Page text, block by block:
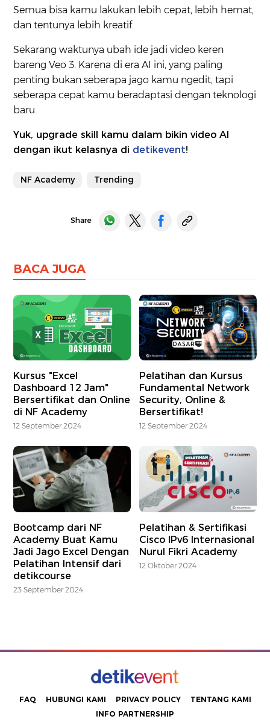
Semua bisa kamu lakukan lebih cepat, lebih hemat,
dan tentunya lebih kreatif.
Sekarang waktunya ubah ide jadi video keren
bareng Veo 3. Karena di era AI ini, yang paling
penting bukan seberapa jago kamu ngedit, tapi
seberapa cepat kamu beradaptasi dengan teknologi
baru.
Yuk, upgrade skill kamu dalam bikin video AI
dengan ikut kelasnya di detikevent!
NF Academy Trending
Share
BACA JUGA
Kursus "Excel
Dashboard 12 Jam"
Bersertifikat dan Online
di NF Academy
12 September 2024
Pelatihan dan Kursus
Fundamental Network
Security, Online &
Bersertifikat!
12 September 2024
Bootcamp dari NF
Academy Buat Kamu
Jadi Jago Excel Dengan
Pelatihan Intensif dari
detikcourse
23 September 2024
Pelatihan & Sertifikasi
Cisco IPv6 Internasional
Nurul Fikri Academy
12 Oktober 2024
FAQ HUBUNGI KAMI PRIVACY POLICY
TENTANG KAMI
INFO PARTNERSHIP